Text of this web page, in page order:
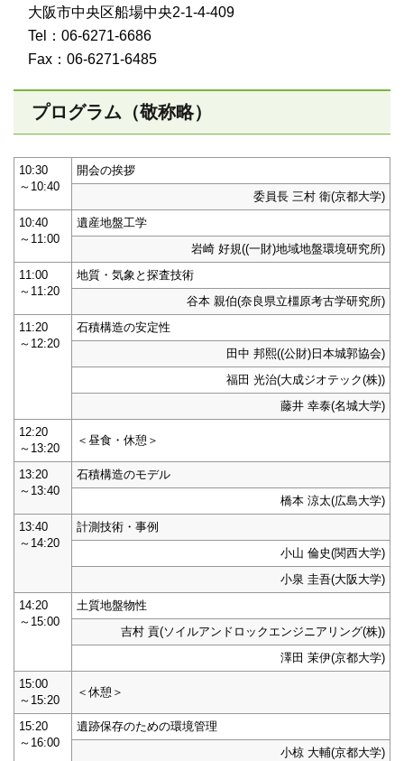
大阪市中央区船場中央2-1-4-409
Tel：06-6271-6686
Fax：06-6271-6485
プログラム（敬称略）
10:30
～10:40
開会の挨拶
委員長 三村 衛(京都大学)
10:40
～11:00
遺産地盤工学
岩崎 好規((一財)地域地盤環境研究所)
11:00
～11:20
地質・気象と探査技術
谷本 親伯(奈良県立橿原考古学研究所)
11:20
～12:20
石積構造の安定性
田中 邦熙((公財)日本城郭協会)
福田 光治(大成ジオテック(株))
藤井 幸泰(名城大学)
12:20
～13:20
＜昼食・休憩＞
13:20
～13:40
石積構造のモデル
橋本 涼太(広島大学)
13:40
～14:20
計測技術・事例
小山 倫史(関西大学)
小泉 圭吾(大阪大学)
14:20
～15:00
土質地盤物性
吉村 貢(ソイルアンドロックエンジニアリング(株))
澤田 茉伊(京都大学)
15:00
～15:20
＜休憩＞
15:20
～16:00
遺跡保存のための環境管理
小椋 大輔(京都大学)